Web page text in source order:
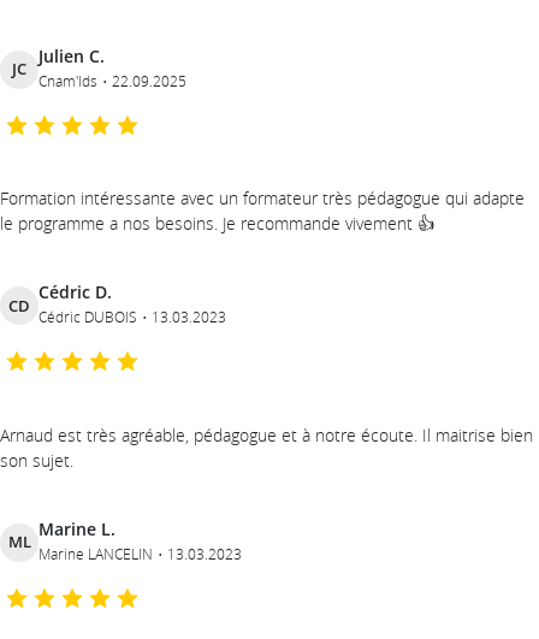
JC
Julien C.
Cnam'Ids 22.09.2025
Formation intéressante avec un formateur très pédagogue qui adapte
le programme a nos besoins. Je recommande vivement 👍
CD
Cédric D.
Cédric DUBOIS 13.03.2023
Arnaud est très agréable, pédagogue et à notre écoute. Il maitrise bien
son sujet.
ML
Marine L.
Marine LANCELIN 13.03.2023